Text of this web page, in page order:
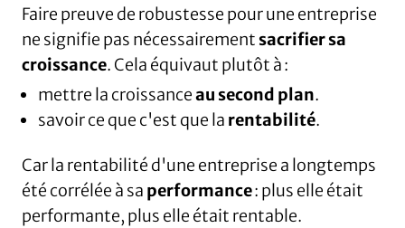
Faire preuve de robustesse pour une entreprise
ne signifie pas nécessairementsacrifier sa
croissance. Cela équivaut plutôt à :
mettre la croissanceau second plan.
savoir ce que c'est que la rentabilité.
Car la rentabilité d'une entreprise a longtemps
été corrélée à sa performance: plus elle était
performante, plus elle était rentable.